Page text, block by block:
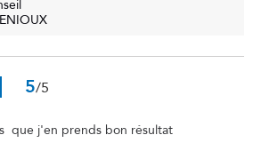
5/5
que j'en prends bon résultat